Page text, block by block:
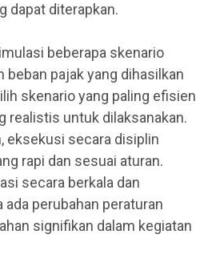
dapat diterapkan.
beberapa skenario
pajak yang dihasilkan
skenario yang paling efisien
realistis untuk dilaksanakan.
eksekusi secara disiplin
rapi dan sesuai aturan.
secara berkala dan
perubahan peraturan
signifikan dalam kegiatan